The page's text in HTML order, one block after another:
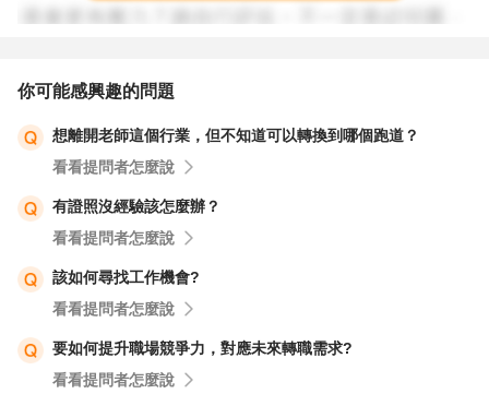
你可能感興趣的問題
想離開老師這個行業，但不知道可以轉換到哪個跑道？
看看提問者怎麼說
有證照沒經驗該怎麼辦？
看看提問者怎麼說
該如何尋找工作機會?
看看提問者怎麼說
要如何提升職場競爭力，對應未來轉職需求?
看看提問者怎麼說